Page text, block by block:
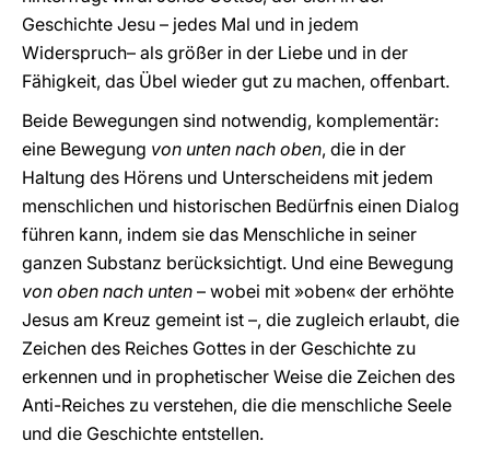
Geschichte Jesu – jedes Mal und in jedem
Widerspruch– als größer in der Liebe und in der
Fähigkeit, das Übel wieder gut zu machen, offenbart.
Beide Bewegungen sind notwendig, komplementär:
eine Bewegung von unten nach oben, die in der
Haltung des Hörens und Unterscheidens mit jedem
menschlichen und historischen Bedürfnis einen Dialog
führen kann, indem sie das Menschliche in seiner
ganzen Substanz berücksichtigt. Und eine Bewegung
von oben nach unten – wobei mit »oben« der erhöhte
Jesus am Kreuz gemeint ist –, die zugleich erlaubt, die
Zeichen des Reiches Gottes in der Geschichte zu
erkennen und in prophetischer Weise die Zeichen des
Anti-Reiches zu verstehen, die die menschliche Seele
und die Geschichte entstellen.